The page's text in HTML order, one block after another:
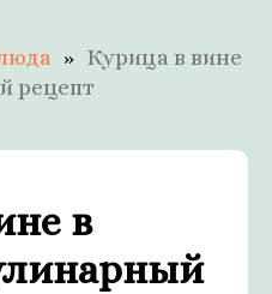
Курица в вине
рецепт
в